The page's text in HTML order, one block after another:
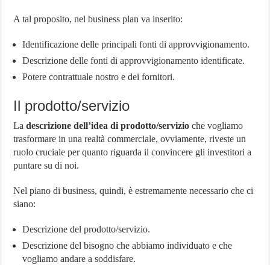
A tal proposito, nel business plan va inserito:
Identificazione delle principali fonti di approvvigionamento.
Descrizione delle fonti di approvvigionamento identificate.
Potere contrattuale nostro e dei fornitori.
Il prodotto/servizio
Ladescrizione dell’idea di prodotto/servizio che vogliamo
trasformare in una realtà commerciale, ovviamente, riveste un
ruolo cruciale per quanto riguarda il convincere gli investitori a
puntare su di noi.
Nel piano di business, quindi, è estremamente necessario che ci
siano:
Descrizione del prodotto/servizio.
Descrizione del bisogno che abbiamo individuato e che
vogliamo andare a soddisfare.